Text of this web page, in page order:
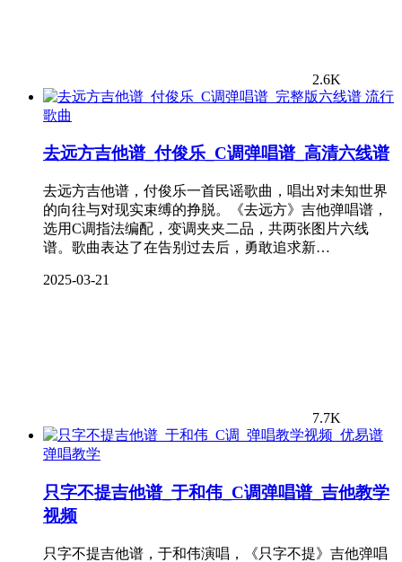
2.6K
流行
歌曲
去远方吉他谱_付俊乐_C调弹唱谱_高清六线谱
去远方吉他谱，付俊乐一首民谣歌曲，唱出对未知世界
的向往与对现实束缚的挣脱。《去远方》吉他弹唱谱，
选用C调指法编配，变调夹夹二品，共两张图片六线
谱。歌曲表达了在告别过去后，勇敢追求新…
2025-03-21
7.7K
弹唱教学
只字不提吉他谱_于和伟_C调弹唱谱_吉他教学
视频
只字不提吉他谱，于和伟演唱，《只字不提》吉他弹唱